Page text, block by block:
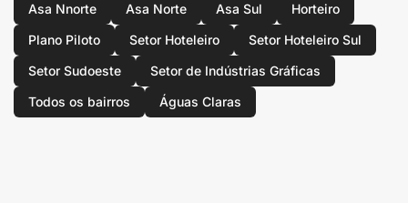
Asa Nnorte Asa Norte Asa Sul
Horteiro
Plano Piloto
Setor Hoteleiro
Setor Hoteleiro Sul
Setor Sudoeste
Setor de Indústrias Gráficas
Todos os bairros
Águas Claras